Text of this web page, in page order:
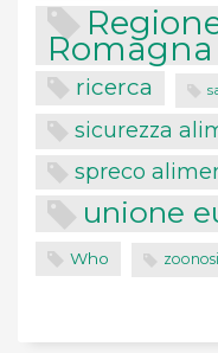
Romagna
ricerca
sicurezza
spreco
unione
Who zoonosi